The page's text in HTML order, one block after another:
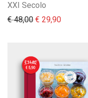
XXI Secolo
€48,00 Il prezzo
€ 29,90Il